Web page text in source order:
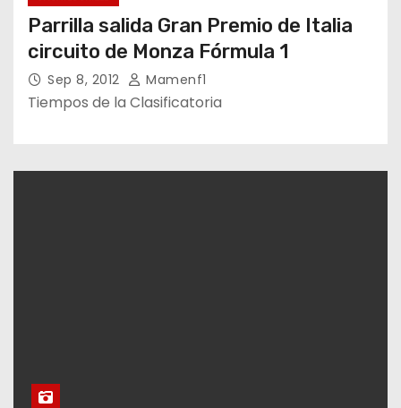
Parrilla salida Gran Premio de Italia
circuito de Monza Fórmula 1
Sep 8, 2012 Mamenf1
Tiempos de la Clasificatoria